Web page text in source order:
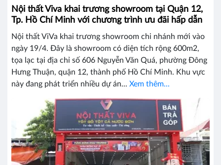
Nội thất Viva khai trương showroom tại Quận 12,
Tp. Hồ Chí Minh với chương trình ưu đãi hấp dẫn
Nội thất ViVa khai trương showroom chi nhánh mới vào
ngày 19/4. Đây là showroom có diện tích rộng 600m2,
tọa lạc tại địa chỉ số 606 Nguyễn Văn Quá, phường Đông
Hưng Thuận, quận 12, thành phố Hồ Chí Minh. Khu vực
này đang phát triển nhiều dự án... Xem thêm...